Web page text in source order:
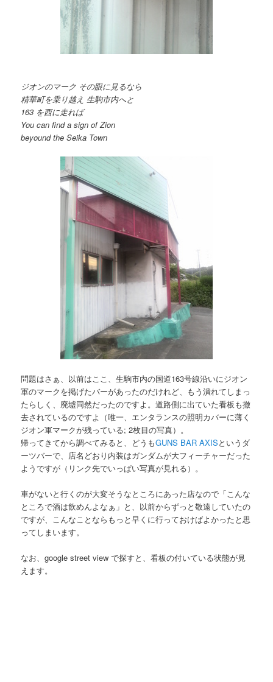
ジオンのマーク その眼に見るなら
精華町を乗り越え 生駒市内へと
163 を西に走れば
You can find a sign of Zion
beyound the Seika Town
問題はさぁ、以前はここ、生駒市内の国道163号線沿いにジオン
軍のマークを掲げたバーがあったのだけれど、もう潰れてしまっ
たらしく、廃墟同然だったのですよ。道路側に出ていた看板も撤
去されているのですよ（唯一、エンタランスの照明カバーに薄く
ジオン軍マークが残っている; 2枚目の写真）。
帰ってきてから調べてみると、どうもGUNS BAR AXISというダ
ーツバーで、店名どおり内装はガンダムが大フィーチャーだった
ようですが（リンク先でいっぱい写真が見れる）。
車がないと行くのが大変そうなところにあった店なので「こんな
ところで酒は飲めんよなぁ」と、以前からずっと敬遠していたの
ですが、こんなことならもっと早くに行っておけばよかったと思
ってしまいます。
なお、google street view で探すと、看板の付いている状態が見
えます。